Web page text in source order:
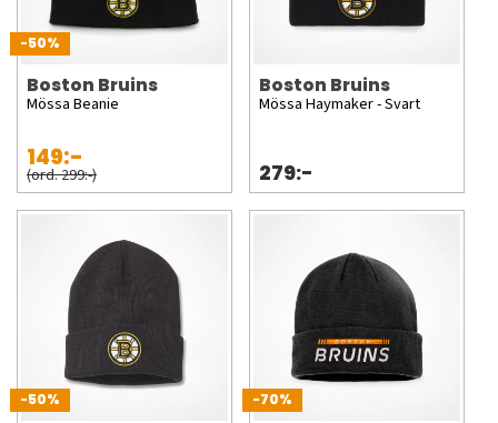
-50%
Boston Bruins
Mössa Beanie
149:-
(ord. 299:-)
Boston Bruins
Mössa Haymaker - Svart
279:-
-50% -70%